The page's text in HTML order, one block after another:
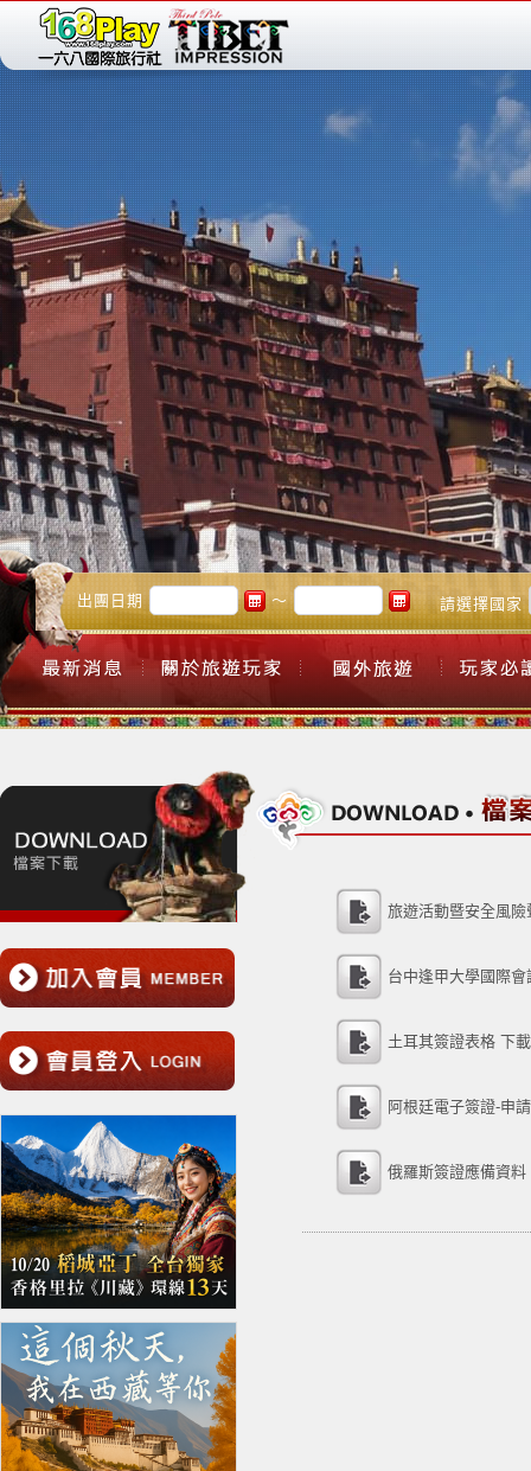
出團日期 ～ 請選擇國家
旅遊活動暨安全風險
台中逢甲大學國際
土耳其簽證表格 下載
阿根廷電子簽證-申
俄羅斯簽證應備資